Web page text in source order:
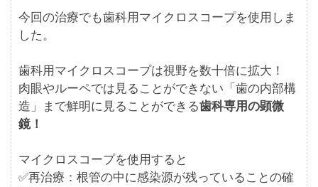
今回の治療でも歯科用マイクロスコープを使用しま
した。
歯科用マイクロスコープは視野を数十倍に拡大！
肉眼やルーペでは見ることができない「歯の内部構
造」まで鮮明に見ることができる歯科専用の顕微
鏡！
マイクロスコープを使用すると
✅再治療：根管の中に感染源が残っていることの確